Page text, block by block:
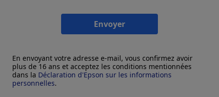
Envoyer
En envoyant votre adresse e-mail, vous confirmez avoir
plus de 16 ans et acceptez les conditions mentionnées
dans la Déclaration d'Epson sur les informations
personnelles.